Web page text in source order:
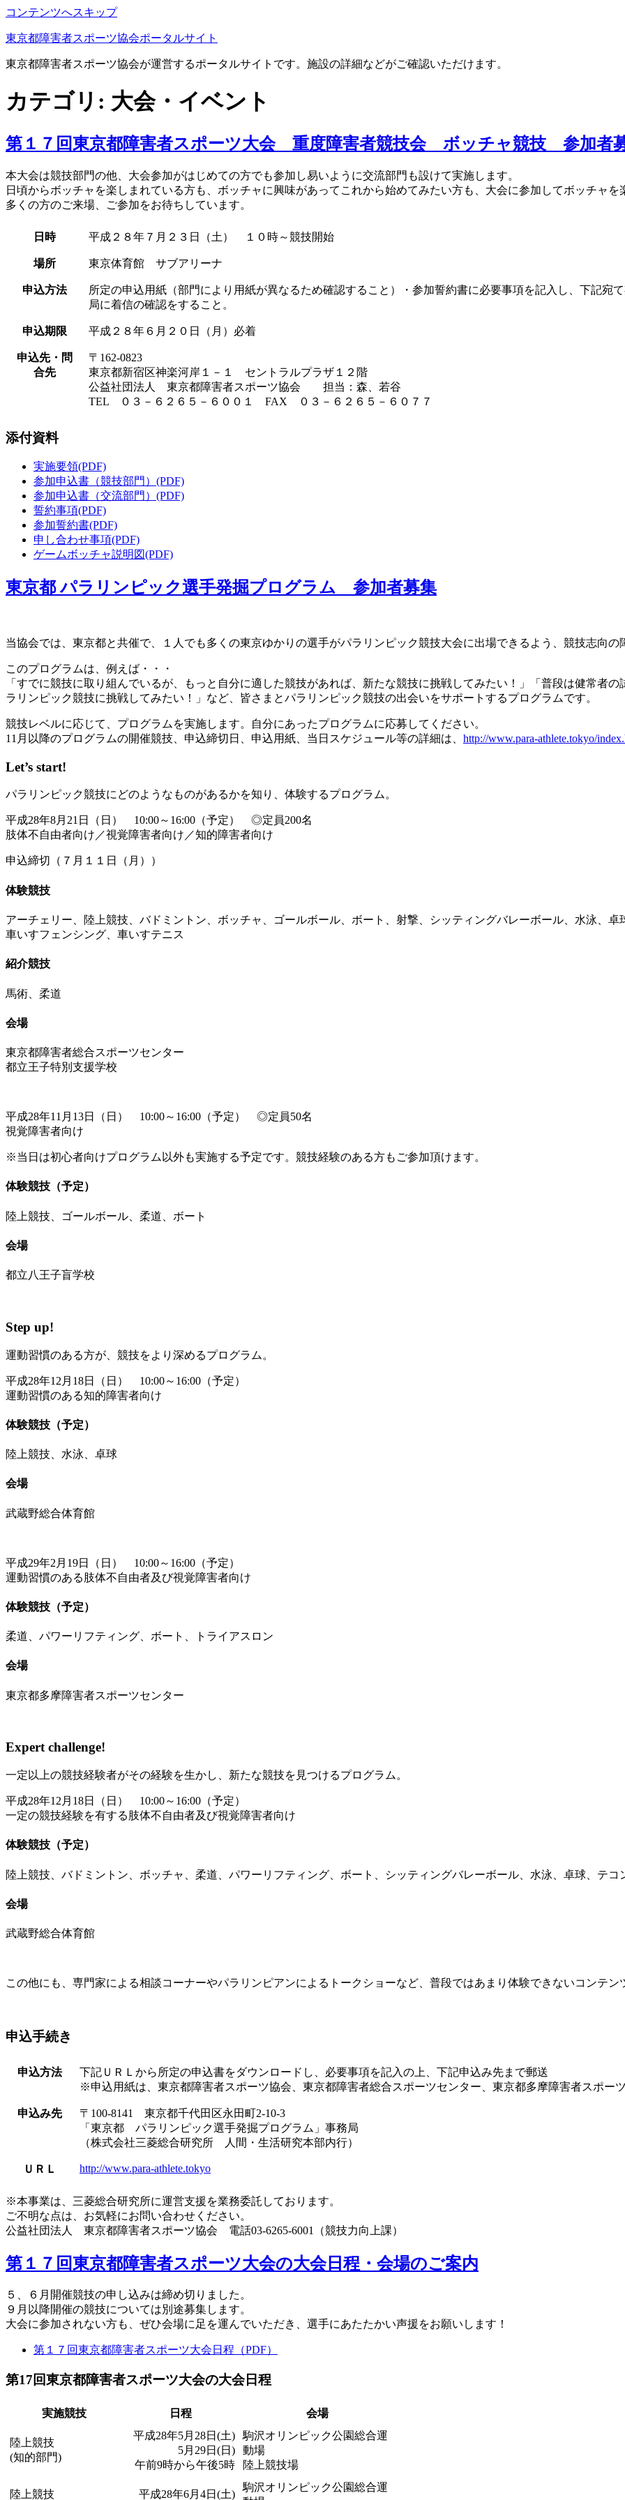
コンテンツへスキップ
東京都障害者スポーツ協会ポータルサイト
東京都障害者スポーツ協会が運営するポータルサイトです。施設の詳細などがご確認いただけます。
カテゴリ: 大会・イベント
第１７回東京都障害者スポーツ大会 重度障害者競技会 ボッチャ競技 参加者
本大会は競技部門の他、大会参加がはじめての方でも参加し易いように交流部門も設けて実施します。
日頃からボッチャを楽しまれている方も、ボッチャに興味があってこれから始めてみたい方も、大会に参加してボッチャを
多くの方のご来場、ご参加をお待ちしています。
日時 平成２８年７月２３日（土） １０時～競技開始
場所 東京体育館 サブアリーナ
申込方法
所定の申込用紙（部門により用紙が異なるため確認すること）・参加誓約書に必要事項を記入し、下記宛
局に着信の確認をすること。
申込期限 平成２８年６月２０日（月）必着
申込先・問
合先
〒162-0823
東京都新宿区神楽河岸１－１ セントラルプラザ１２階
公益社団法人 東京都障害者スポーツ協会 担当：森、若谷
TEL ０３－６２６５－６００１ FAX ０３－６２６５－６０７７
添付資料
実施要領(PDF)
参加申込書（競技部門）(PDF)
参加申込書（交流部門）(PDF)
誓約事項(PDF)
参加誓約書(PDF)
申し合わせ事項(PDF)
ゲームボッチャ説明図(PDF)
東京都 パラリンピック選手発掘プログラム 参加者募集
当協会では、東京都と共催で、１人でも多くの東京ゆかりの選手がパラリンピック競技大会に出場できるよう、競技志向
このプログラムは、例えば・・・
「すでに競技に取り組んでいるが、もっと自分に適した競技があれば、新たな競技に挑戦してみたい！」「普段は健常者
ラリンピック競技に挑戦してみたい！」など、皆さまとパラリンピック競技の出会いをサポートするプログラムです。
競技レベルに応じて、プログラムを実施します。自分にあったプログラムに応募してください。
11月以降のプログラムの開催競技、申込締切日、申込用紙、当日スケジュール等の詳細は、 http://www.para-athlete.tokyo/
Let’s start!
パラリンピック競技にどのようなものがあるかを知り、体験するプログラム。
平成28年8月21日（日） 10:00～16:00（予定） ◎定員200名
肢体不自由者向け／視覚障害者向け／知的障害者向け
申込締切（７月１１日（月））
体験競技
アーチェリー、陸上競技、バドミントン、ボッチャ、ゴールボール、ボート、射撃、シッティングバレーボール、水泳、
車いすフェンシング、車いすテニス
紹介競技
馬術、柔道
会場
東京都障害者総合スポーツセンター
都立王子特別支援学校
平成28年11月13日（日） 10:00～16:00（予定） ◎定員50名
視覚障害者向け
※当日は初心者向けプログラム以外も実施する予定です。競技経験のある方もご参加頂けます。
体験競技（予定）
陸上競技、ゴールボール、柔道、ボート
会場
都立八王子盲学校
Step up!
運動習慣のある方が、競技をより深めるプログラム。
平成28年12月18日（日） 10:00～16:00（予定）
運動習慣のある知的障害者向け
体験競技（予定）
陸上競技、水泳、卓球
会場
武蔵野総合体育館
平成29年2月19日（日） 10:00～16:00（予定）
運動習慣のある肢体不自由者及び視覚障害者向け
体験競技（予定）
柔道、パワーリフティング、ボート、トライアスロン
会場
東京都多摩障害者スポーツセンター
Expert challenge!
一定以上の競技経験者がその経験を生かし、新たな競技を見つけるプログラム。
平成28年12月18日（日） 10:00～16:00（予定）
一定の競技経験を有する肢体不自由者及び視覚障害者向け
体験競技（予定）
陸上競技、バドミントン、ボッチャ、柔道、パワーリフティング、ボート、シッティングバレーボール、水泳、卓球、テ
会場
武蔵野総合体育館
この他にも、専門家による相談コーナーやパラリンピアンによるトークショーなど、普段ではあまり体験できないコンテン
申込手続き
申込方法
下記ＵＲＬから所定の申込書をダウンロードし、必要事項を記入の上、下記申込み先まで郵送
※申込用紙は、東京都障害者スポーツ協会、東京都障害者総合スポーツセンター、東京都多摩障害者スポー
申込み先
〒100-8141 東京都千代田区永田町2-10-3
「東京都 パラリンピック選手発掘プログラム」事務局
（株式会社三菱総合研究所 人間・生活研究本部内行）
ＵＲＬ http://www.para-athlete.tokyo
※本事業は、三菱総合研究所に運営支援を業務委託しております。
ご不明な点は、お気軽にお問い合わせください。
公益社団法人 東京都障害者スポーツ協会 電話03-6265-6001（競技力向上課）
第１７回東京都障害者スポーツ大会の大会日程・会場のご案内
５、６月開催競技の申し込みは締め切りました。
９月以降開催の競技については別途募集します。
大会に参加されない方も、ぜひ会場に足を運んでいただき、選手にあたたかい声援をお願いします！
第１７回東京都障害者スポーツ大会日程（PDF）
第17回東京都障害者スポーツ大会の大会日程
実施競技 日程 会場
陸上競技
(知的部門)
平成28年5月28日(土)
5月29日(日)
午前9時から午後5時
駒沢オリンピック公園総合運
動場
陸上競技場
陸上競技 平成28年6月4日(土)
駒沢オリンピック公園総合運